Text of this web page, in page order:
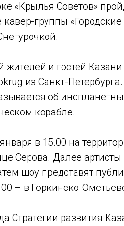
«Крылья Советов»
группы
жителей и гостей
из Санкт-
об
корабле.
в 15.00 на
Серова. Далее
шоу представят
– в Горкинско-
Стратегии развития